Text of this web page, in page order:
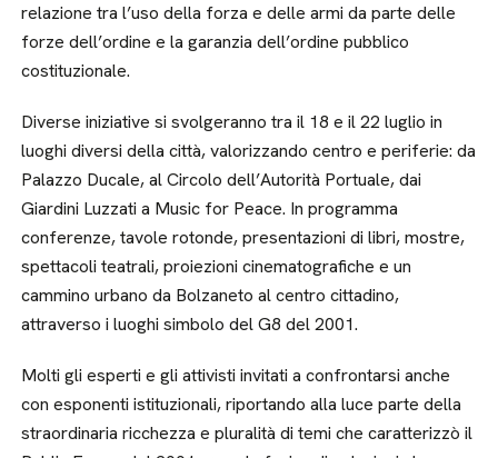
relazione tra l’uso della forza e delle armi da parte delle
forze dell’ordine e la garanzia dell’ordine pubblico
costituzionale.
Diverse iniziative si svolgeranno tra il 18 e il 22 luglio in
luoghi diversi della città, valorizzando centro e periferie: da
Palazzo Ducale, al Circolo dell’Autorità Portuale, dai
Giardini Luzzati a Music for Peace. In programma
conferenze, tavole rotonde, presentazioni di libri, mostre,
spettacoli teatrali, proiezioni cinematografiche e un
cammino urbano da Bolzaneto al centro cittadino,
attraverso i luoghi simbolo del G8 del 2001.
Molti gli esperti e gli attivisti invitati a confrontarsi anche
con esponenti istituzionali, riportando alla luce parte della
straordinaria ricchezza e pluralità di temi che caratterizzò il